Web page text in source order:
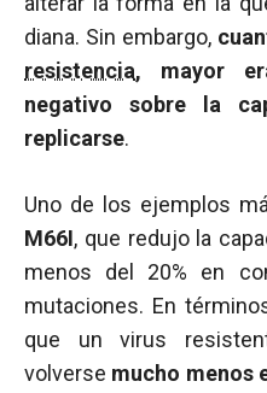
diana. Sin embargo,
resistencia, mayor
negativo sobre la
replicarse.
Uno de los ejemplos
M66I, que redujo la
menos del 20% en
mutaciones. En
que un virus
volverse mucho menos